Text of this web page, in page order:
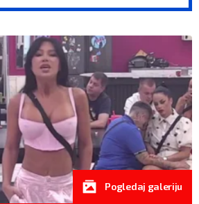
Pogledaj galeriju